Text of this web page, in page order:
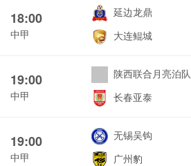
18:00
中甲
延边龙鼎
大连鲲城
19:00
中甲
陕西联合月亮泊队
长春亚泰
19:00
中甲
无锡吴钩
广州豹